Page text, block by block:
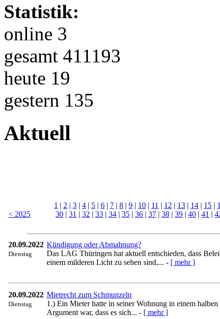
Statistik:
online 3
gesamt 411193
heute 19
gestern 135
Aktuell
< 2025
1 | 2 | 3 | 4 | 5 | 6 | 7 | 8 | 9 | 10 | 11 | 12 | 13 | 14 | 15 |
30 | 31 | 32 | 33 | 34 | 35 | 36 | 37 | 38 | 39 | 40 | 41 |
20.09.2022
Dienstag
Kündigung oder Abmahnung?
Das LAG Thüringen hat aktuell entschieden, dass
einem milderen Licht zu sehen sind,... - [ mehr ]
20.09.2022
Dienstag
Mietrecht zum Schmunzeln
1.) Ein Mieter hatte in seiner Wohnung in einem
Argument war, dass es sich... - [ mehr ]